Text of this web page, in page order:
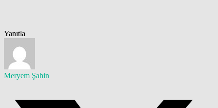
Yanıtla
Meryem Şahin